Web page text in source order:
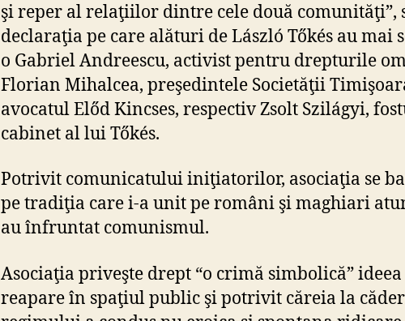
şi reper al relaţiilor dintre cele două comunităţi”,
declaraţia pe care alături de László Tőkés au mai
o Gabriel Andreescu, activist pentru drepturile
Florian Mihalcea, preşedintele Societăţii
avocatul Előd Kincses, respectiv Zsolt Szilágyi,
cabinet al lui Tőkés.
Potrivit comunicatului iniţiatorilor, asociaţia se
pe tradiţia care i-a unit pe români şi maghiari
au înfruntat comunismul.
Asociaţia priveşte drept “o crimă simbolică”
reapare în spaţiul public şi potrivit căreia la